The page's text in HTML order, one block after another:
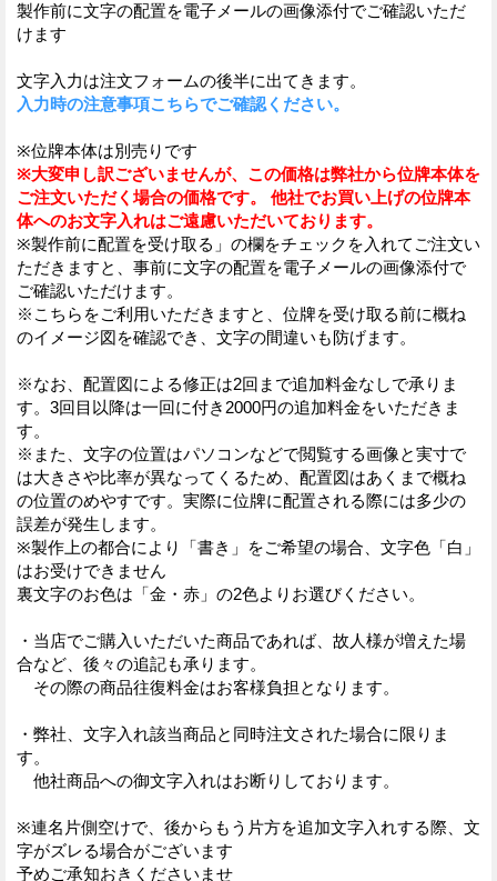
製作前に文字の配置を電子メールの画像添付でご確認いただ
けます
文字入力は注文フォームの後半に出てきます。
入力時の注意事項こちらでご確認ください。
※位牌本体は別売りです
※大変申し訳ございませんが、この価格は弊社から位牌本体を
ご注文いただく場合の価格です。 他社でお買い上げの位牌本
体へのお文字入れはご遠慮いただいております。
※製作前に配置を受け取る」の欄をチェックを入れてご注文い
ただきますと、事前に文字の配置を電子メールの画像添付で
ご確認いただけます。
※こちらをご利用いただきますと、位牌を受け取る前に概ね
のイメージ図を確認でき、文字の間違いも防げます。
※なお、配置図による修正は2回まで追加料金なしで承りま
す。3回目以降は一回に付き2000円の追加料金をいただきま
す。
※また、文字の位置はパソコンなどで閲覧する画像と実寸で
は大きさや比率が異なってくるため、配置図はあくまで概ね
の位置のめやすです。実際に位牌に配置される際には多少の
誤差が発生します。
※製作上の都合により「書き」をご希望の場合、文字色「白」
はお受けできません
裏文字のお色は「金・赤」の2色よりお選びください。
・当店でご購入いただいた商品であれば、故人様が増えた場
合など、後々の追記も承ります。
その際の商品往復料金はお客様負担となります。
・弊社、文字入れ該当商品と同時注文された場合に限りま
す。
他社商品への御文字入れはお断りしております。
※連名片側空けで、後からもう片方を追加文字入れする際、文
字がズレる場合がございます
予めご承知おきくださいませ